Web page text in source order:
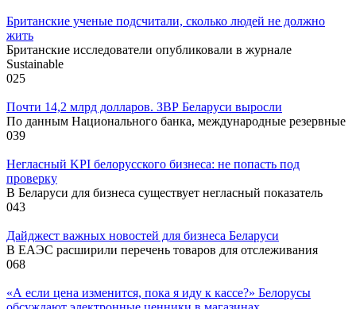
Британские ученые подсчитали, сколько людей не должно
жить
Британские исследователи опубликовали в журнале
Sustainable
025
Почти 14,2 млрд долларов. ЗВР Беларуси выросли
По данным Национального банка, международные резервные
039
Негласный KPI белорусского бизнеса: не попасть под
проверку
В Беларуси для бизнеса существует негласный показатель
043
Дайджест важных новостей для бизнеса Беларуси
В ЕАЭС расширили перечень товаров для отслеживания
068
«А если цена изменится, пока я иду к кассе?» Белорусы